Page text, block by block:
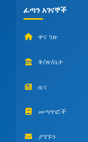
ፈጣን አገናኞች
ዋና ገጽ
ቅ/ጽ/ቤት
ዜና
መጣጥፎች
ያግኙን